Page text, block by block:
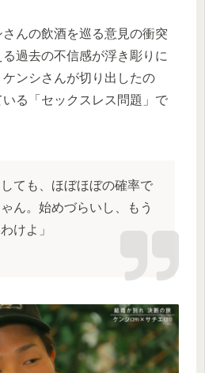
んの飲酒を巡る意見の衝突
過去の不信感が浮き彫りに
ンシさんが切り出したの
る「セックスレス問題」で
しても、ほぼほぼの確率で
ん。始めづらいし、もう
けよ」